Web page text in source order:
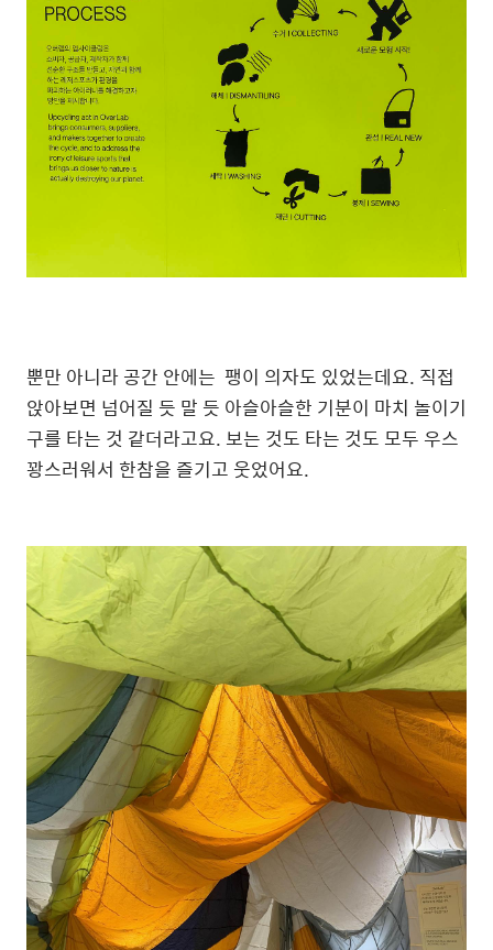
뿐만 아니라 공간 안에는 팽이 의자도 있었는데요. 직접
앉아보면 넘어질 듯 말 듯 아슬아슬한 기분이 마치 놀이기
구를 타는 것 같더라고요. 보는 것도 타는 것도 모두 우스
꽝스러워서 한참을 즐기고 웃었어요.